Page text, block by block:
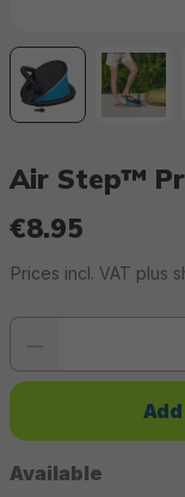
Air Step™
€8.95
Prices incl. VAT plus
Available
Product quantity: Enter